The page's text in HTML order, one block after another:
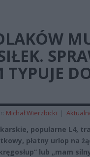
TYPUJE
Michał Wierzbicki |
popularne L4,
płatny urlop na
lub „mam